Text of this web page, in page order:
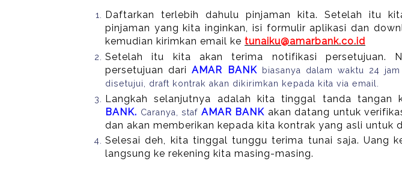
Daftarkan terlebih dahulu pinjaman kita. Setelah itu
pinjaman yang kita inginkan, isi formulir aplikasi dan
kemudian kirimkan email ke tunaiku@amarbank.co.id
Setelah itu kita akan terima notifikasi persetujuan.
persetujuan dariAMAR BANK biasanya dalam waktu 24
disetujui, draft kontrak akan dikirimkan kepada kita via email.
Langkah selanjutnya adalah kita tinggal tanda tangan
BANK. Caranya, staf AMAR BANK akan datang untuk
dan akan memberikan kepada kita kontrak yang asli untuk
Selesai deh, kita tinggal tunggu terima tunai saja. Uang
langsung ke rekening kita masing-masing.